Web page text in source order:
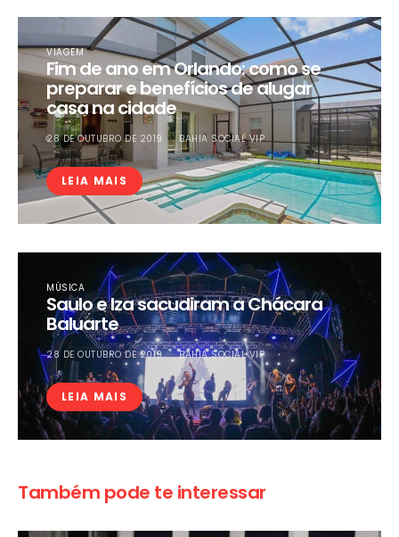
VIAGEM
Fim de ano em Orlando: como se
preparar e benefícios de alugar
casa na cidade
28 DE OUTUBRO DE 2019 BAHIA SOCIAL VIP
LEIA MAIS
MÚSICA
Saulo e Iza sacudiram a Chácara
Baluarte
28 DE OUTUBRO DE 2019 BAHIA SOCIAL VIP
LEIA MAIS
Também pode te interessar